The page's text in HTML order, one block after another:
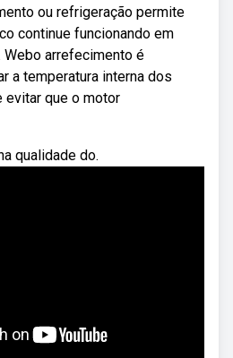
ou refrigeração permite
continue funcionando em
arrefecimento é
a temperatura interna dos
evitar que o motor
qualidade do.